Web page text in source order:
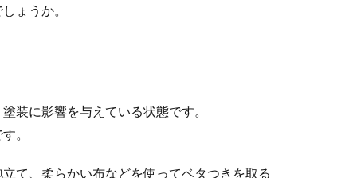
ょうか。
装に影響を与えている状態です。
。
て、柔らかい布などを使ってベタつきを取る